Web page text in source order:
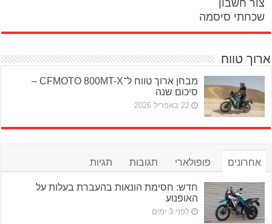
צור חשבון
שכחתי סיסמה
ארוך טווח
מבחן ארוך טווח ל־CFMOTO 800MT-X –
סיכום שנה
22 באפריל 2026
אחרונים פופולארי תגובות תגיות
חדש: חסימת הונאות בהעברת בעלות על
האופנוע
לפני 3 ימים